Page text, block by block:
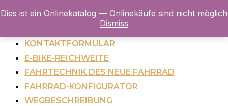
Navigation
JOBRAD-PARTNER
KONTAKTFORMULAR
E-BIKE-REICHWEITE
FAHRTECHNIK DES NEUE FAHRRAD
FAHRRAD-KONFIGURATOR
WEGBESCHREIBUNG
Dies ist ein Onlinekatalog — Onlinekäufe sind nicht möglich
Dismiss